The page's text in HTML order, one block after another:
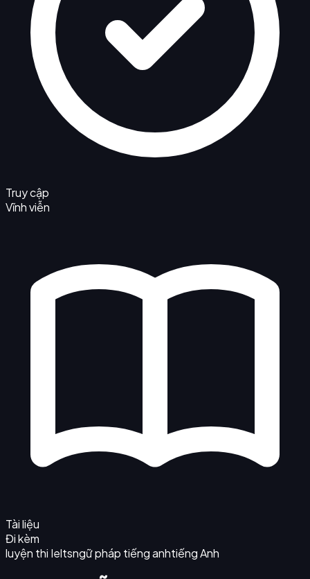
Truy cập
Vĩnh viễn
Tài liệu
Đi kèm
luyện thi Ieltsngữ pháp tiếng anhtiếng Anh